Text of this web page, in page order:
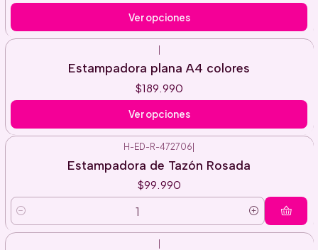
Ver opciones
Estampadora plana A4 colores
$189.990
Ver opciones
H-ED-R-472706
Estampadora de Tazón Rosada
$99.990
Cantidad